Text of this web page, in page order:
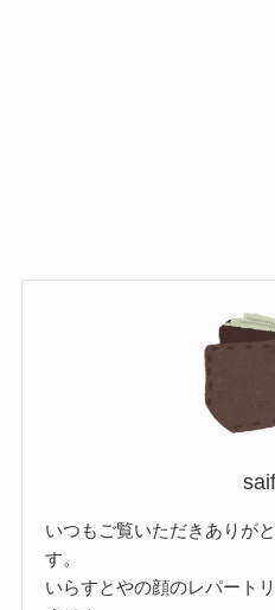
いつもご覧いただきありが
す。
いらすとやの顔のレパート